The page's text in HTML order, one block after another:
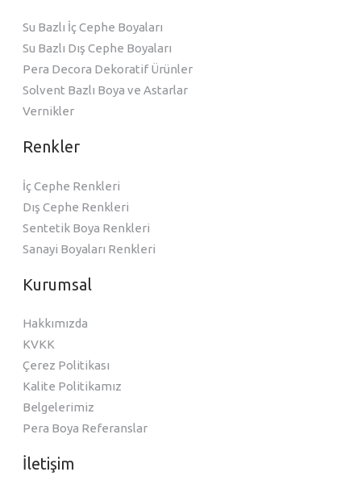
Su Bazlı İç Cephe Boyaları
Su Bazlı Dış Cephe Boyaları
Pera Decora Dekoratif Ürünler
Solvent Bazlı Boya ve Astarlar
Vernikler
Renkler
İç Cephe Renkleri
Dış Cephe Renkleri
Sentetik Boya Renkleri
Sanayi Boyaları Renkleri
Kurumsal
Hakkımızda
KVKK
Çerez Politikası
Kalite Politikamız
Belgelerimiz
Pera Boya Referanslar
İletişim